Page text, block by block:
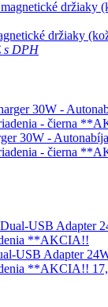
držiaky
s DPH
30W -
- čierna
USB Adapter
**AKCIA!!